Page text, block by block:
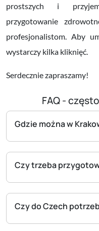
prostszych i
przygotowanie
profesjonalistom. Aby
wystarczy kilka kliknięć.
Serdecznie zapraszamy!
FAQ -
Gdzie można w
Czy trzeba
Czy do Czech